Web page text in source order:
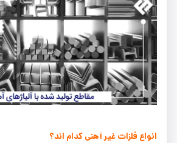
انواع فلزات غیر آهنی کدام اند؟